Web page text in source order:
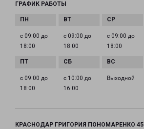
ГРАФИК РАБОТЫ
с 09:00 до
18:00
с 09:00 до
18:00
с 09:00 до
18:00
с 09:00 до
18:00
с 10:00 до
16:00
Выходной
КРАСНОДАР ГРИГОРИЯ ПОНОМАРЕНКО 45